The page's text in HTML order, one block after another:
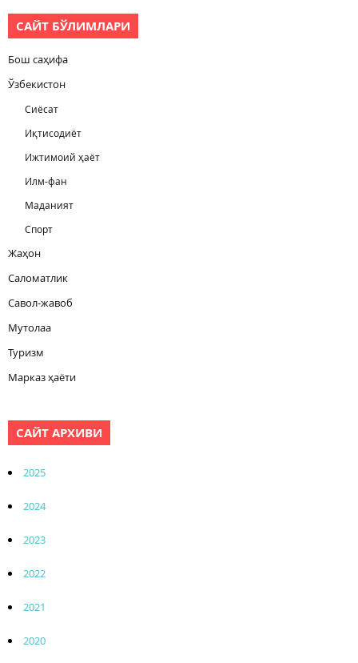
САЙТ БЎЛИМЛАРИ
Бош саҳифа
Ўзбекистон
Сиёсат
Иқтисодиёт
Ижтимоий ҳаёт
Илм-фан
Маданият
Спорт
Жаҳон
Саломатлик
Савол-жавоб
Мутолаа
Туризм
Марказ ҳаёти
САЙТ АРХИВИ
2025
2024
2023
2022
2021
2020